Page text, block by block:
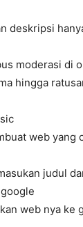
deskripsi
moderasi di
hingga
web yang
judul
web nya ke